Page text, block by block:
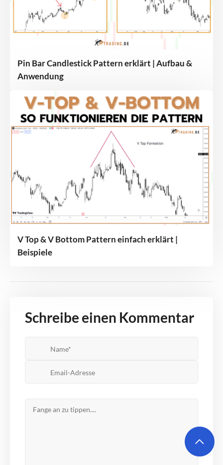
Pin Bar Candlestick Pattern erklärt | Aufbau &
Anwendung
V Top & V Bottom Pattern einfach erklärt |
Beispiele
Schreibe einen Kommentar